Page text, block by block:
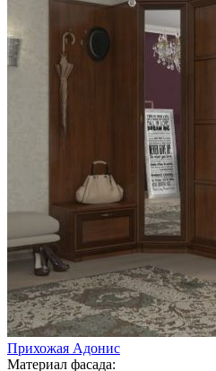
Прихожая Адонис
Материал фасада: